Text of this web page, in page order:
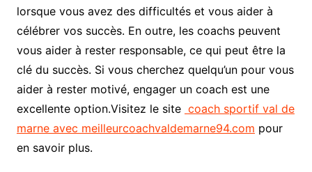
lorsque vous avez des difficultés et vous aider à
célébrer vos succès. En outre, les coachs peuvent
vous aider à rester responsable, ce qui peut être la
clé du succès. Si vous cherchez quelqu’un pour vous
aider à rester motivé, engager un coach est une
excellente option.Visitez le site coach sportif val de
marne avec meilleurcoachvaldemarne94.com pour
en savoir plus.